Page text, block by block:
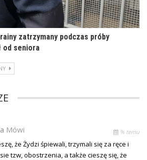
zatrzymany podczas próby
od seniora
Mówi % temu
że Żydzi śpiewali, trzymali się za ręce i
tzw, obostrzenia, a także cieszę się, że